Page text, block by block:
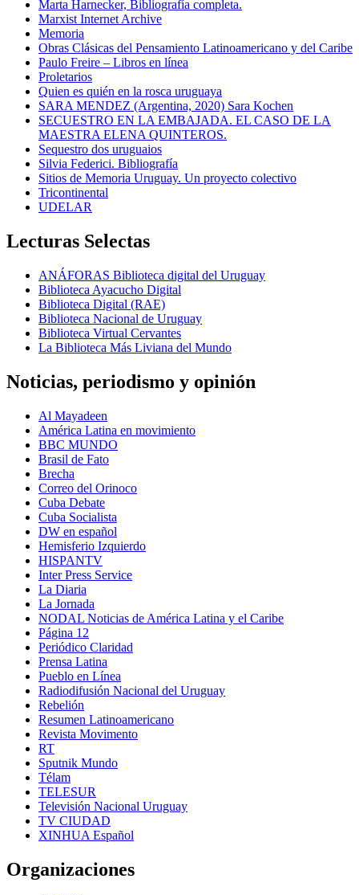
Marta Harnecker, Bibliografía completa.
Marxist Internet Archive
Memoria
Obras Clásicas del Pensamiento Latinoamericano y del Caribe
Paulo Freire – Libros en línea
Proletarios
Quien es quién en la rosca uruguaya
SARA MENDEZ (Argentina, 2020) Sara Kochen
SECUESTRO EN LA EMBAJADA. EL CASO DE LA
MAESTRA ELENA QUINTEROS.
Sequestro dos uruguaios
Silvia Federici. Bibliografía
Sitios de Memoria Uruguay. Un proyecto colectivo
Tricontinental
UDELAR
Lecturas Selectas
ANÁFORAS Biblioteca digital del Uruguay
Biblioteca Ayacucho Digital
Biblioteca Digital (RAE)
Biblioteca Nacional de Uruguay
Biblioteca Virtual Cervantes
La Biblioteca Más Liviana del Mundo
Noticias, periodismo y opinión
Al Mayadeen
América Latina en movimiento
BBC MUNDO
Brasil de Fato
Brecha
Correo del Orinoco
Cuba Debate
Cuba Socialista
DW en español
Hemisferio Izquierdo
HISPANTV
Inter Press Service
La Diaria
La Jornada
NODAL Noticias de América Latina y el Caribe
Página 12
Periódico Claridad
Prensa Latina
Pueblo en Línea
Radiodifusión Nacional del Uruguay
Rebelión
Resumen Latinoamericano
Revista Movimento
RT
Sputnik Mundo
Télam
TELESUR
Televisión Nacional Uruguay
TV CIUDAD
XINHUA Español
Organizaciones